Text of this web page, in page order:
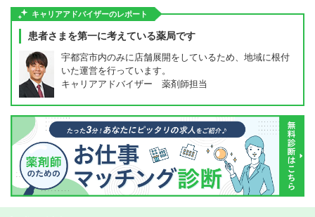
キャリアアドバイザーのレポート
患者さまを第一に考えている薬局です
宇都宮市内のみに店舗展開をしているため、地域に根付
いた運営を行っています。
キャリアアドバイザー 薬剤師担当